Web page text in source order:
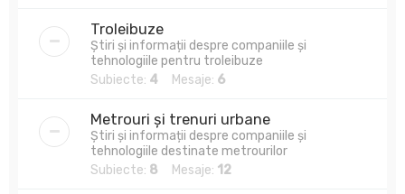
Troleibuze
Știri și informații despre companiile și
tehnologiile pentru troleibuze
Subiecte: 4 Mesaje: 6
Metrouri și trenuri urbane
Știri și informații despre companiile și
tehnologiile destinate metrourilor
Subiecte: 8 Mesaje: 12